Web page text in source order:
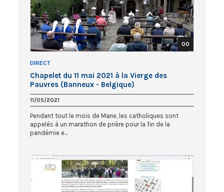
00
DIRECT
Chapelet du 11 mai 2021 à la Vierge des
Pauvres (Banneux - Belgique)
11/05/2021
Pendant tout le mois de Marie, les catholiques sont
appelés à un marathon de prière pour la fin de la
pandémie e...